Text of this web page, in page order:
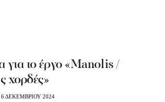
για το έργο «Manolis /
χορδές»
6 ΔΕΚΕΜΒΡΙΟΥ 2024